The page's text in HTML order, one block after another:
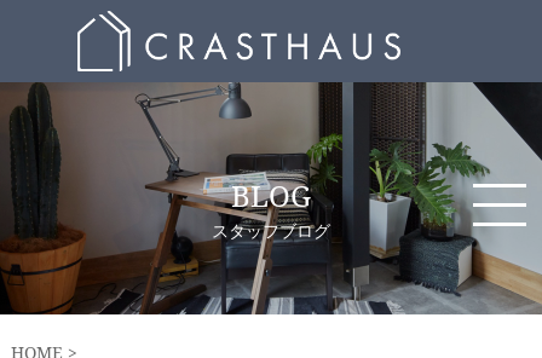
BLOG
スタッフブログ
HOME